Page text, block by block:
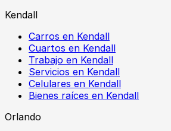
Kendall
Carros en Kendall
Cuartos en Kendall
Trabajo en Kendall
Servicios en Kendall
Celulares en Kendall
Bienes raíces en Kendall
Orlando